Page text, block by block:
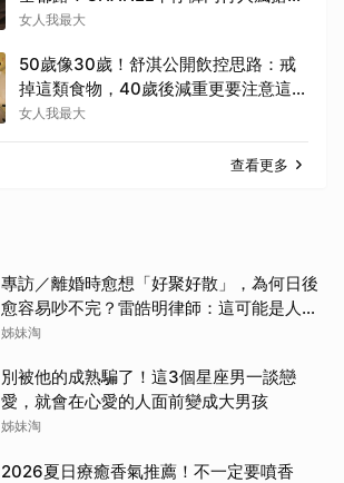
窄褲回歸必看這幾條
女人我最大
50歲像30歲！舒淇公開飲控思路：戒
掉這類食物，40歲後減重更要注意這幾
件事！
女人我最大
查看更多
專訪／離婚時愈想「好聚好散」，為何日後
愈容易吵不完？雷皓明律師：這可能是人生
最貴的一份協議書
姊妹淘
別被他的成熟騙了！這3個星座男一談戀
愛，就會在心愛的人面前變成大男孩
姊妹淘
2026夏日療癒香氣推薦！不一定要噴香